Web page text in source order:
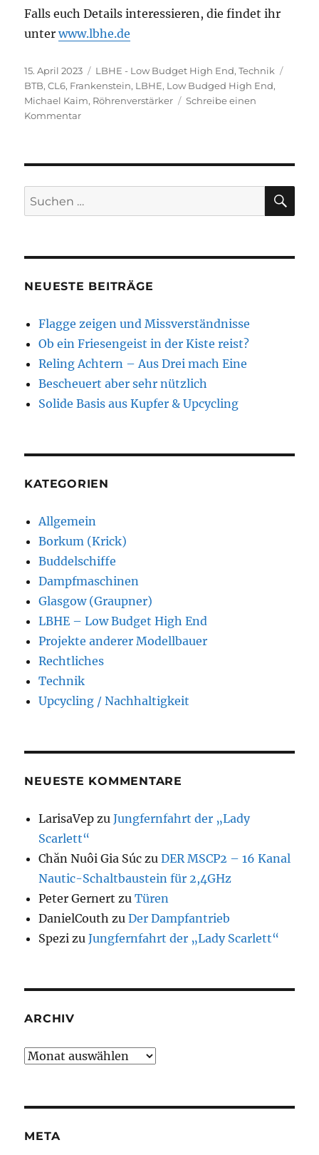
Falls euch Details interessieren, die findet ihr
unterwww.lbhe.de
Veröffentlicht
am
15. April 2023 Kategorien
LBHE - Low Budget High End,Technik
BTB,CL6, Frankenstein, LBHE, Low Budged High End,
Michael Kaim, Röhrenverstärker
Schreibe einen
Kommentarzu
eine
Zeit
lang
Suchen
nach:
NEUESTE BEITRÄGE
Flagge zeigen und Missverständnisse
Ob ein Friesengeist in der Kiste reist?
Reling Achtern – Aus Drei mach Eine
Bescheuert aber sehr nützlich
Solide Basis aus Kupfer & Upcycling
KATEGORIEN
Allgemein
Borkum (Krick)
Buddelschiffe
Dampfmaschinen
Glasgow (Graupner)
LBHE – Low Budget High End
Projekte anderer Modellbauer
Rechtliches
Technik
Upcycling / Nachhaltigkeit
NEUESTE KOMMENTARE
LarisaVep zuJungfernfahrt der „Lady
Scarlett“
Chăn Nuôi Gia Súc zuDER MSCP2 – 16 Kanal
Nautic-Schaltbaustein für 2,4GHz
Peter Gernert zuTüren
DanielCouth zuDer Dampfantrieb
Spezi zuJungfernfahrt der „Lady Scarlett“
ARCHIV
Archiv
META